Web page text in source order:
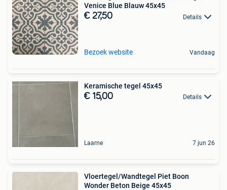
Venice Blue Blauw 45x45
€ 27,50 Details
Bezoek website Vandaag
Keramische tegel 45x45
€ 15,00 Details
Laarne 7 jun 26
Vloertegel/Wandtegel Piet Boon
Wonder Beton Beige 45x45